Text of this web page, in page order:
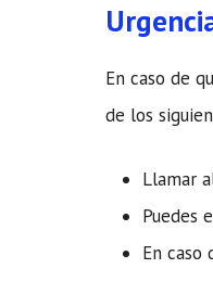
En caso de
de los
Llamar
Puedes
En caso